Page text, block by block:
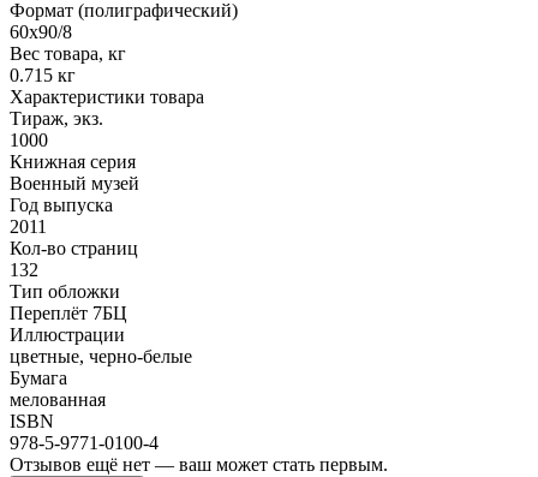
Формат (полиграфический)
60х90/8
Вес товара, кг
0.715 кг
Характеристики товара
Тираж, экз.
1000
Книжная серия
Военный музей
Год выпуска
2011
Кол-во страниц
132
Тип обложки
Переплёт 7БЦ
Иллюстрации
цветные, черно-белые
Бумага
мелованная
ISBN
978-5-9771-0100-4
Отзывов ещё нет — ваш может стать первым.